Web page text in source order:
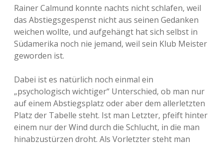
Rainer Calmund konnte nachts nicht schlafen, weil
das Abstiegsgespenst nicht aus seinen Gedanken
weichen wollte, und aufgehängt hat sich selbst in
Südamerika noch nie jemand, weil sein Klub Meister
geworden ist.
Dabei ist es natürlich noch einmal ein
„psychologisch wichtiger“ Unterschied, ob man nur
auf einem Abstiegsplatz oder aber dem allerletzten
Platz der Tabelle steht. Ist man Letzter, pfeift hinter
einem nur der Wind durch die Schlucht, in die man
hinabzustürzen droht. Als Vorletzter steht man